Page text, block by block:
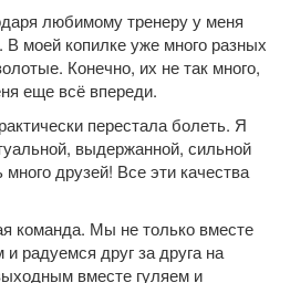
любимому тренеру у меня
В моей копилке уже много разных
Конечно, их не так много,
еще всё впереди.
перестала болеть. Я
выдержанной, сильной
друзей! Все эти качества
команда. Мы не только вместе
радуемся друг за друга на
вместе гуляем и